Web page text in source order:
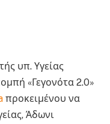
υπ. Υγείας
«Γεγονότα 2.0»
προκειμένου να
Άδωνι